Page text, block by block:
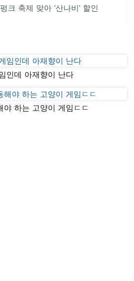
크 축제 맞아 ‘산나비’ 할인
인데 아재향이 난다
하는 고양이 게임ㄷㄷ